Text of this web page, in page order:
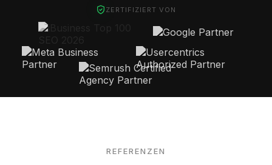
ZERTIFIZIERT VON
REFERENZEN